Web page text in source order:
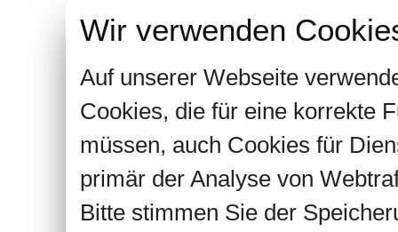
Wir verwenden
Auf unserer Webseite
Cookies, die für eine korrekte
müssen, auch Cookies für
primär der Analyse von
Bitte stimmen Sie der